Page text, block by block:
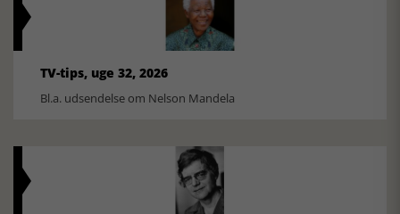
TV-tips, uge 32, 2026
Bl.a. udsendelse om Nelson Mandela